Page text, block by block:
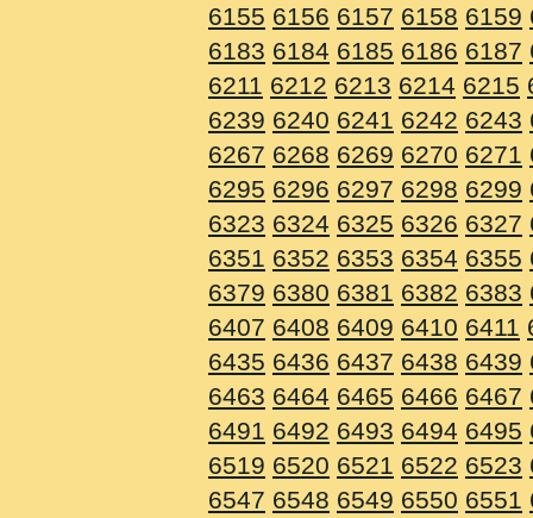
6155 6156 6157 6158 6159
6183 6184 6185 6186 6187
6211 6212 6213 6214 6215
6239 6240 6241 6242 6243
6267 6268 6269 6270 6271
6295 6296 6297 6298 6299
6323 6324 6325 6326 6327
6351 6352 6353 6354 6355
6379 6380 6381 6382 6383
6407 6408 6409 6410 6411
6435 6436 6437 6438 6439
6463 6464 6465 6466 6467
6491 6492 6493 6494 6495
6519 6520 6521 6522 6523
6547 6548 6549 6550 6551